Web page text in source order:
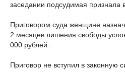
заседании подсудимая признала
Приговором суда женщине
2 месяцев лишения свободы
000 рублей.
Приговор не вступил в законную